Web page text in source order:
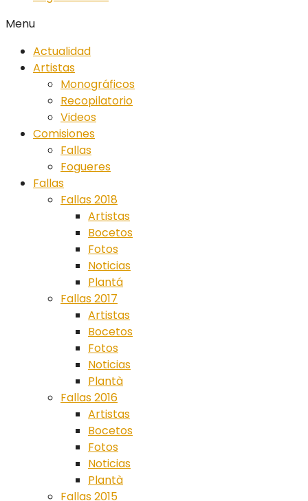
Menu
Actualidad
Artistas
Monográficos
Recopilatorio
Videos
Comisiones
Fallas
Fogueres
Fallas
Fallas 2018
Artistas
Bocetos
Fotos
Noticias
Plantá
Fallas 2017
Artistas
Bocetos
Fotos
Noticias
Plantà
Fallas 2016
Artistas
Bocetos
Fotos
Noticias
Plantà
Fallas 2015